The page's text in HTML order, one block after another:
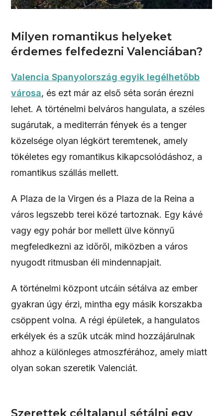
Milyen romantikus helyeket
érdemes felfedezni Valenciában?
Valencia Spanyolország egyik legélhetőbb
városa, és ezt már az első séta során érezni
lehet. A történelmi belváros hangulata, a széles
sugárutak, a mediterrán fények és a tenger
közelsége olyan légkört teremtenek, amely
tökéletes egy romantikus kikapcsolódáshoz, a
romantikus szállás mellett.
A Plaza de la Virgen és a Plaza de la Reina a
város legszebb terei közé tartoznak. Egy kávé
vagy egy pohár bor mellett ülve könnyű
megfeledkezni az időről, miközben a város
nyugodt ritmusban éli mindennapjait.
A történelmi központ utcáin sétálva az ember
gyakran úgy érzi, mintha egy másik korszakba
csöppent volna. A régi épületek, a hangulatos
erkélyek és a szűk utcák mind hozzájárulnak
ahhoz a különleges atmoszférához, amely miatt
olyan sokan szeretik Valenciát.